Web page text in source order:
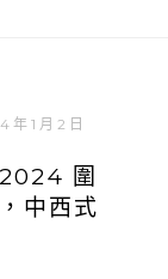
年 1 月 2 日
圍
中西式